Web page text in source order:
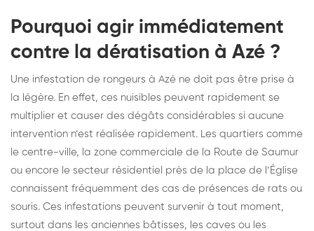
Pourquoi agir immédiatement
contre la dératisation à Azé ?
Une infestation de rongeurs à Azé ne doit pas être prise à
la légère. En effet, ces nuisibles peuvent rapidement se
multiplier et causer des dégâts considérables si aucune
intervention n’est réalisée rapidement. Les quartiers comme
le centre-ville, la zone commerciale de la Route de Saumur
ou encore le secteur résidentiel près de la place de l’Église
connaissent fréquemment des cas de présences de rats ou
souris. Ces infestations peuvent survenir à tout moment,
surtout dans les anciennes bâtisses, les caves ou les